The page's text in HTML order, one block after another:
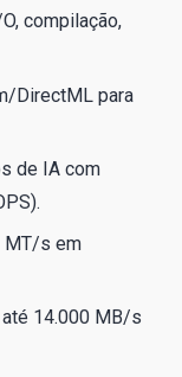
compilação,
DirectML para
de IA com
MT/s em
14.000 MB/s